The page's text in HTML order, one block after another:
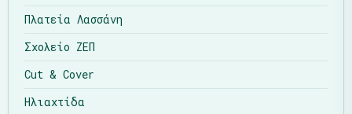
Πλατεία Λασσάνη
Σχολείο ΖΕΠ
Cut & Cover
Ηλιαχτίδα